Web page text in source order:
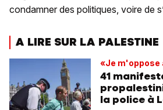
condamner des politiques, voire de
A LIRE SUR LA PALESTINE
«Je m'oppose
41
la police à